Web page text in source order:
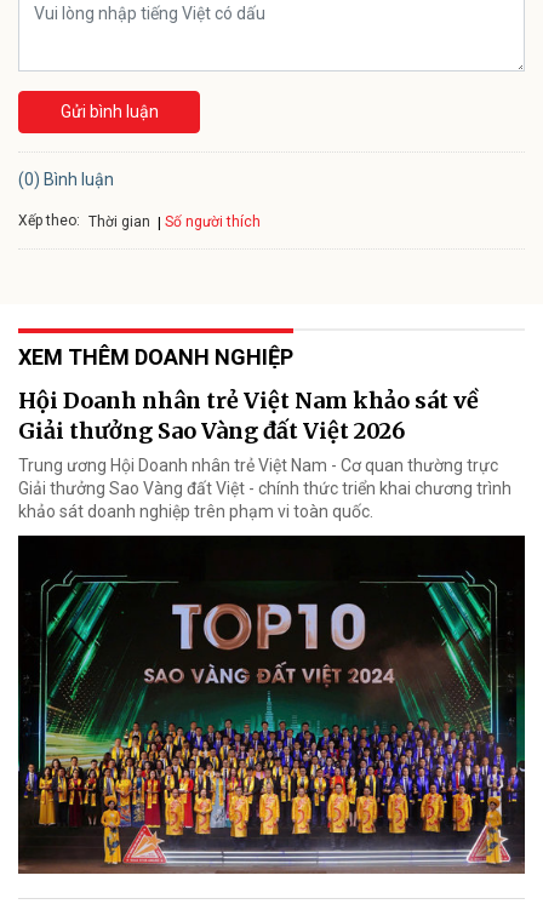
Gửi bình luận
(0) Bình luận
Xếp theo: Thời gian Số người thích
XEM THÊM DOANH NGHIỆP
Hội Doanh nhân trẻ Việt Nam khảo sát về
Giải thưởng Sao Vàng đất Việt 2026
Trung ương Hội Doanh nhân trẻ Việt Nam - Cơ quan thường trực
Giải thưởng Sao Vàng đất Việt - chính thức triển khai chương trình
khảo sát doanh nghiệp trên phạm vi toàn quốc.